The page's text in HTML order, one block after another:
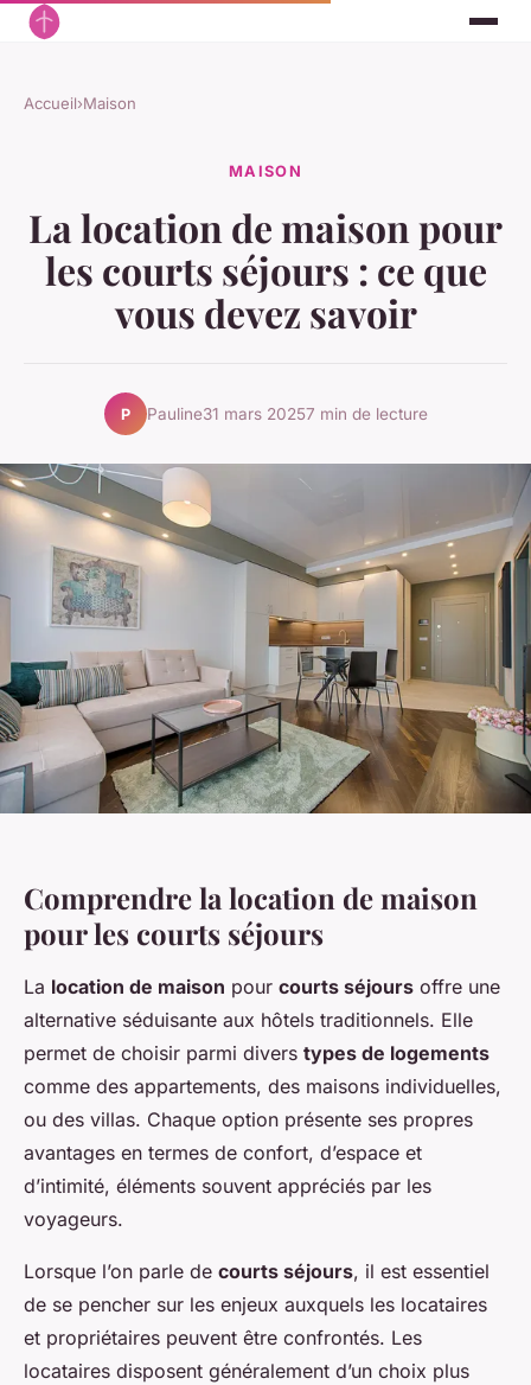
Accueil›Maison
MAISON
La location de maison pour
les courts séjours : ce que
vous devez savoir
P Pauline31 mars 20257 min de lecture
Comprendre la location de maison
pour les courts séjours
La location de maison pour courts séjours offre une
alternative séduisante aux hôtels traditionnels. Elle
permet de choisir parmi divers types de logements
comme des appartements, des maisons individuelles,
ou des villas. Chaque option présente ses propres
avantages en termes de confort, d’espace et
d’intimité, éléments souvent appréciés par les
voyageurs.
Lorsque l’on parle de courts séjours, il est essentiel
de se pencher sur les enjeux auxquels les locataires
et propriétaires peuvent être confrontés. Les
locataires disposent généralement d’un choix plus